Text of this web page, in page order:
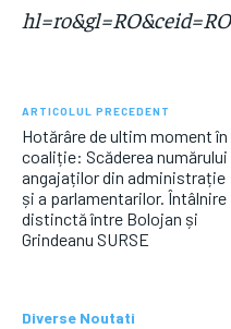
ARTICOLUL PRECEDENT
Hotărâre de ultim moment în
coaliție: Scăderea numărului
angajaților din administrație
și a parlamentarilor. Întâlnire
distinctă între Bolojan și
Grindeanu SURSE
Diverse Noutati